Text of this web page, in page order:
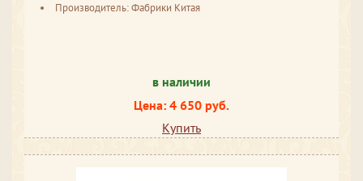
Производитель: Фабрики Китая
в наличии
Цена: 4 650 руб.
Купить